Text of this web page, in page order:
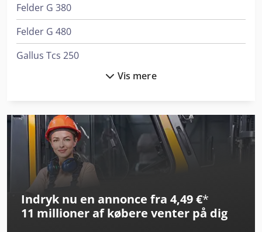
Felder G 380
Felder G 480
Gallus Tcs 250
Giant G1100
Giant G1200
Giant G2200 X-Tra Hd
Giant G2300 Hd
Giant G3500 Tele
Vis mere
Indryk nu en annonce fra 4,49 €*
11 millioner af købere venter på dig